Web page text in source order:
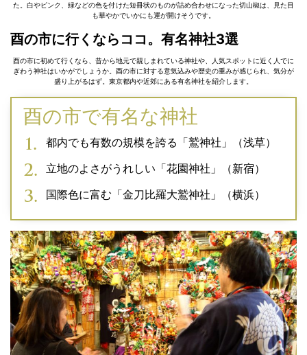
た。白やピンク、緑などの色を付けた短冊状のものが詰め合わせになった切山椒は、見た目
も華やかでいかにも運が開けそうです。
酉の市に行くならココ。有名神社3選
酉の市に初めて行くなら、昔から地元で親しまれている神社や、人気スポットに近く人でに
ぎわう神社はいかがでしょうか。酉の市に対する意気込みや歴史の重みが感じられ、気分が
盛り上がるはず。東京都内や近郊にある有名神社を紹介します。
酉の市で有名な神社
都内でも有数の規模を誇る「鷲神社」（浅草）
立地のよさがうれしい「花園神社」（新宿）
国際色に富む「金刀比羅大鷲神社」（横浜）